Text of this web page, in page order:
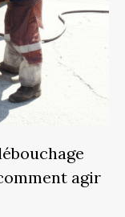
agir